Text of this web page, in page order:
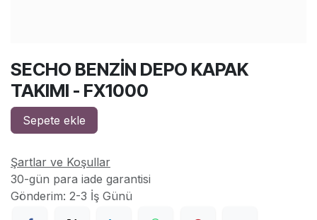
SECHO BENZİN DEPO KAPAK
TAKIMI - FX1000
Sepete ekle
Şartlar ve Koşullar
30-gün para iade garantisi
Gönderim: 2-3 İş Günü